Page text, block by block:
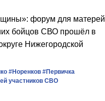
форум для матерей
бойцов СВО прошёл в
Нижегородской
#Норенков #Первичка
участников СВО